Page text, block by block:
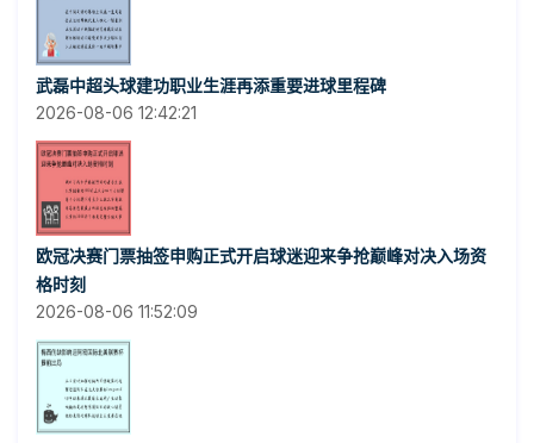
武磊中超头球建功职业生涯再添重要进球里程碑
2026-08-06 12:42:21
欧冠决赛门票抽签申购正式开启球迷迎来争抢巅峰对决入场资
格时刻
2026-08-06 11:52:09